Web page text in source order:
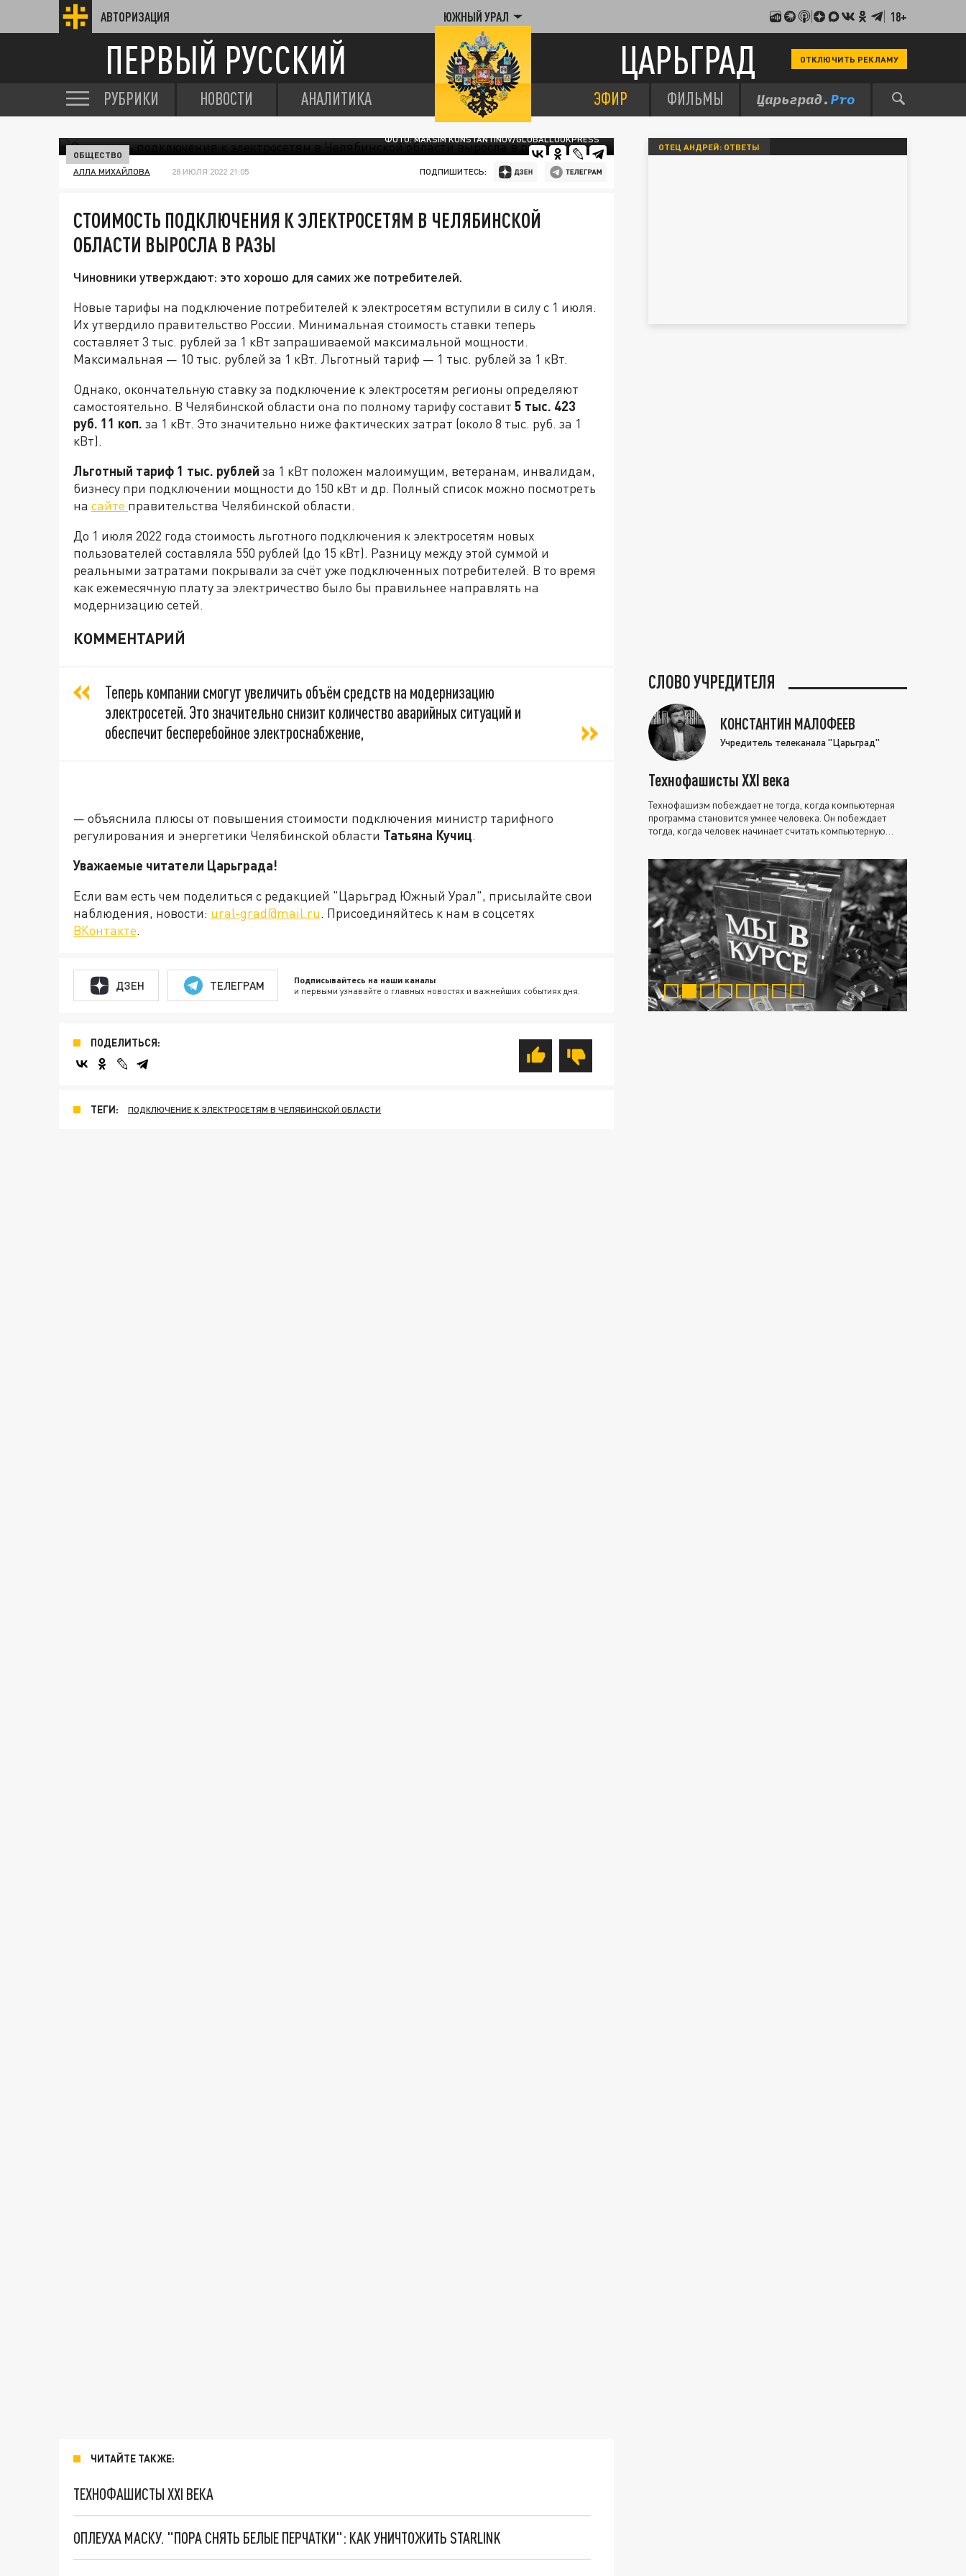
АВТОРИЗАЦИЯ ЮЖНЫЙ УРАЛ 18+
ПЕРВЫЙ РУССКИЙ ЦАРЬГРАД ОТКЛЮЧИТЬ РЕКЛАМУ
РУБРИКИ НОВОСТИ АНАЛИТИКА ЭФИР ФИЛЬМЫ
ФОТО: MAKSIM KONSTANTINOV/GLOBALLOOKPRESS
ОБЩЕСТВО
АЛЛА МИХАЙЛОВА 28 ИЮЛЯ 2022 21:05 ПОДПИШИТЕСЬ:
СТОИМОСТЬ ПОДКЛЮЧЕНИЯ К ЭЛЕКТРОСЕТЯМ В ЧЕЛЯБИНСКОЙ
ОБЛАСТИ ВЫРОСЛА В РАЗЫ
Чиновники утверждают: это хорошо для самих же потребителей.
Новые тарифы на подключение потребителей к электросетям вступили в силу с 1 июля.
Их утвердило правительство России. Минимальная стоимость ставки теперь
составляет 3 тыс. рублей за 1 кВт запрашиваемой максимальной мощности.
Максимальная — 10 тыс. рублей за 1 кВт. Льготный тариф — 1 тыс. рублей за 1 кВт.
Однако, окончательную ставку за подключение к электросетям регионы определяют
самостоятельно. В Челябинской области она по полному тарифу составит 5 тыс. 423
руб. 11 коп. за 1 кВт. Это значительно ниже фактических затрат (около 8 тыс. руб. за 1
кВт).
Льготный тариф 1 тыс. рублей за 1 кВт положен малоимущим, ветеранам, инвалидам,
бизнесу при подключении мощности до 150 кВт и др. Полный список можно посмотреть
на сайте правительства Челябинской области.
До 1 июля 2022 года стоимость льготного подключения к электросетям новых
пользователей составляла 550 рублей (до 15 кВт). Разницу между этой суммой и
реальными затратами покрывали за счёт уже подключенных потребителей. В то время
как ежемесячную плату за электричество было бы правильнее направлять на
модернизацию сетей.
КОММЕНТАРИЙ
Теперь компании смогут увеличить объём средств на модернизацию
электросетей. Это значительно снизит количество аварийных ситуаций и
обеспечит бесперебойное электроснабжение,
— объяснила плюсы от повышения стоимости подключения министр тарифного
регулирования и энергетики Челябинской области Татьяна Кучиц.
Уважаемые читатели Царьграда!
Если вам есть чем поделиться с редакцией "Царьград Южный Урал", присылайте свои
наблюдения, новости: ural-grad@mail.ru. Присоединяйтесь к нам в соцсетях
ВКонтакте.
ДЗЕН ТЕЛЕГРАМ Подписывайтесь на наши каналы
и первыми узнавайте о главных новостях и важнейших событиях дня.
ПОДЕЛИТЬСЯ:
ТЕГИ: ПОДКЛЮЧЕНИЕ К ЭЛЕКТРОСЕТЯМ В ЧЕЛЯБИНСКОЙ ОБЛАСТИ
ЧИТАЙТЕ ТАКЖЕ:
ТЕХНОФАШИСТЫ XXI ВЕКА
ОПЛЕУХА МАСКУ. "ПОРА СНЯТЬ БЕЛЫЕ ПЕРЧАТКИ": КАК УНИЧТОЖИТЬ STARLINK
ОТЕЦ АНДРЕЙ: ОТВЕТЫ
СЛОВО УЧРЕДИТЕЛЯ
КОНСТАНТИН МАЛОФЕЕВ
Учредитель телеканала "Царьград"
Технофашисты XXI века
Технофашизм побеждает не тогда, когда компьютерная
программа становится умнее человека. Он побеждает
тогда, когда человек начинает считать компьютерную